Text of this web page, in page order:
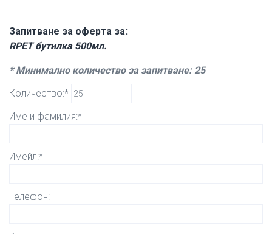
Запитване за оферта за:
RPET бутилка 500мл.
* Минимално количество за запитване: 25
Количество:*
Име и фамилия:*
Имейл:*
Телефон: